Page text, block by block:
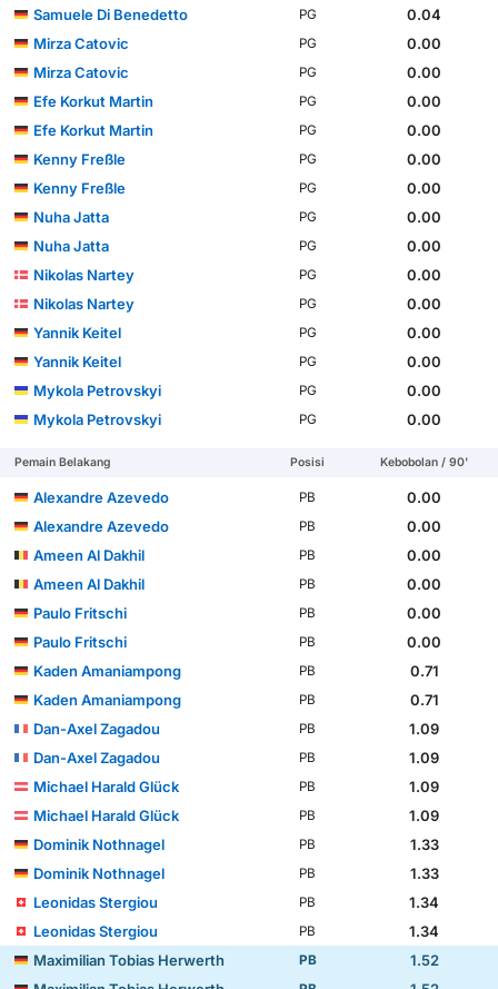
Samuele Di Benedetto
PG
0.04
Mirza Catovic
PG
0.00
Mirza Catovic
PG
0.00
Efe Korkut Martin
PG
0.00
Efe Korkut Martin
PG
0.00
Kenny Freßle
PG
0.00
Kenny Freßle
PG
0.00
Nuha Jatta
PG
0.00
Nuha Jatta
PG
0.00
Nikolas Nartey
PG
0.00
Nikolas Nartey
PG
0.00
Yannik Keitel
PG
0.00
Yannik Keitel
PG
0.00
Mykola Petrovskyi
PG
0.00
Mykola Petrovskyi
PG 0.00
Pemain Belakang Posisi Kebobolan / 90'
Alexandre Azevedo PB
0.00
Alexandre Azevedo
PB
0.00
Ameen Al Dakhil
PB
0.00
Ameen Al Dakhil
PB
0.00
Paulo Fritschi
PB
0.00
Paulo Fritschi
PB
0.00
Kaden Amaniampong
PB
0.71
Kaden Amaniampong
PB
0.71
Dan-Axel Zagadou
PB
1.09
Dan-Axel Zagadou
PB
1.09
Michael Harald Glück
PB
1.09
Michael Harald Glück
PB
1.09
Dominik Nothnagel
PB
1.33
Dominik Nothnagel
PB
1.33
Leonidas Stergiou
PB
1.34
Leonidas Stergiou
PB
1.34
Maximilian Tobias Herwerth
PB
1.52